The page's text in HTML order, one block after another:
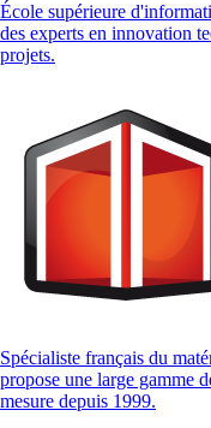
École supérieure
des experts en innovation
projets.
Spécialiste français du
propose une large gamme
mesure depuis 1999.